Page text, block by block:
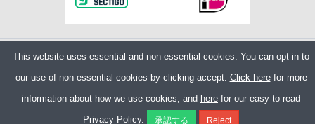
Copyright ©2026Merlin Cycles Ltd., Unit A4 Buckshaw Link, Ordnance Road,
Buckshaw Village, Chorley PR7 7EL United Kingdom
電話番号: +44 (0)1772 432431 E メール: sales@merlincycles.com- 会社番号:
02826103 | VAT 番号:GB604764933
This website uses essential and non-essential cookies. You can opt-in to
our use of non-essential cookies by clicking accept. Click herefor more
information about how we use cookies, and here for our easy-to-read
Privacy Policy.